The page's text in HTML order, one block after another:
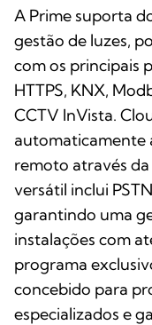
A Prime suporta
gestão de luzes,
com os principais
HTTPS, KNX,
CCTV InVista.
automaticamente
remoto através
versátil inclui
garantindo uma
instalações com
programa
concebido para
especializados e